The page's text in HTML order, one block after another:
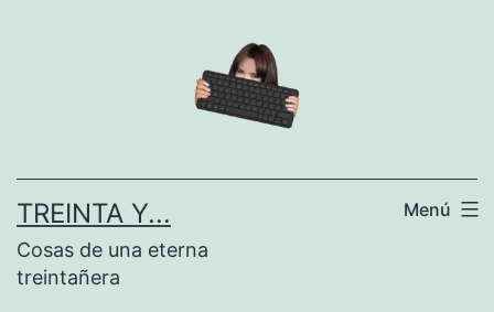
TREINTA Y...
Cosas de una eterna
treintañera
Menú